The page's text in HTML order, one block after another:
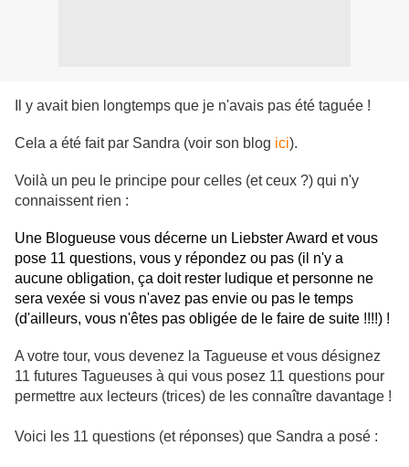
Il y avait bien longtemps que je n'avais pas été taguée !
Cela a été fait par Sandra (voir son blog ici).
Voilà un peu le principe pour celles (et ceux ?) qui n'y
connaissent rien :
Une Blogueuse vous décerne un Liebster Award et vous
pose 11 questions, vous y répondez ou pas (il n'y a
aucune obligation, ça doit rester ludique et personne ne
sera vexée si vous n'avez pas envie ou pas le temps
(d'ailleurs, vous n'êtes pas obligée de le faire de suite !!!!) !
A votre tour, vous devenez la Tagueuse et vous désignez
11 futures Tagueuses à qui vous posez 11 questions pour
permettre aux lecteurs (trices) de les connaître davantage !
Voici les 11 questions (et réponses) que Sandra a posé :